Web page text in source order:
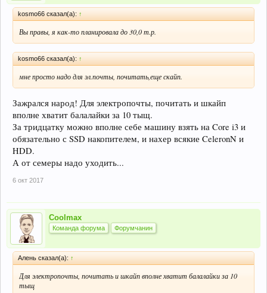
kosmo66 сказал(а): ↑
Вы правы, я как-то планировала до 30,0 т.р.
kosmo66 сказал(а): ↑
мне просто надо для эл.почты, почитать,еще скайп.
Зажрался народ! Для электропочты, почитать и шкайп
вполне хватит балалайки за 10 тыщ.
За тридцатку можно вполне себе машину взять на Core i3 и
обязательно с SSD накопителем, и нахер всякие CeleronN и
HDD.
А от семеры надо уходить...
6 окт 2017
Coolmax
Команда форума Форумчанин
Алень сказал(а): ↑
Для электропочты, почитать и шкайп вполне хватит балалайки за 10
тыщ